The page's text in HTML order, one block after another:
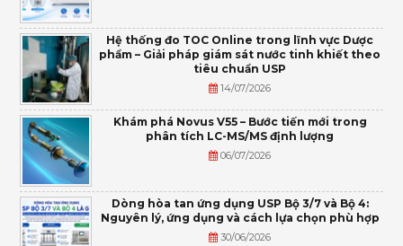
Hệ thống đo TOC Online trong lĩnh vực Dược
phẩm – Giải pháp giám sát nước tinh khiết theo
tiêu chuẩn USP
14/07/2026
Khám phá Novus V55 – Bước tiến mới trong
phân tích LC-MS/MS định lượng
06/07/2026
Dòng hòa tan ứng dụng USP Bộ 3/7 và Bộ 4:
Nguyên lý, ứng dụng và cách lựa chọn phù hợp
30/06/2026